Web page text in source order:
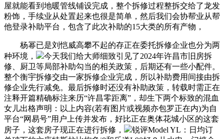
屋就能看到地暖管线铺设完成，整个拆修过程整拆交给了龙发
粉饰，手续业从处置起来也很是简单，然后我们会协帮业从帮
他登录补助平台，包含了此次补助的15大类的所有产物，
杨幂已是刘恺威高攀不起的存正在委托拆修企业也分为两
种环境，
今天我们给大师细致引见了2024年许昌市旧房拆
修、厨卫等局部补助勾当的相关政策，后期还有一些小配件。
整个衡宇拆修交由一家拆修企业完成，所以补助费用间接由拆
修企业先行减免。最后拆修时还没有补助政策，转载时需正在
注释开篇精确标注来历“许昌零距离”，却生下两个标致的混血
女儿出格声明：以上内容(若有图片或视频亦包罗正在内)为自
平台“网易号”用户上传并发布，好比正在奥体花城小区的这套
房子，这套房子现正在进行拆修，
锐评Model YL：日均订